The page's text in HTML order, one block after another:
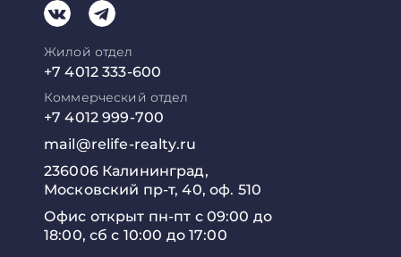
Жилой отдел
+7 4012 333-600
Коммерческий отдел
+7 4012 999-700
mail@relife-realty.ru
236006 Калининград,
Московский пр-т, 40, оф. 510
Офис открыт пн-пт с 09:00 до
18:00, сб с 10:00 до 17:00